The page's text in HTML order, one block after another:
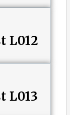
L012
L013